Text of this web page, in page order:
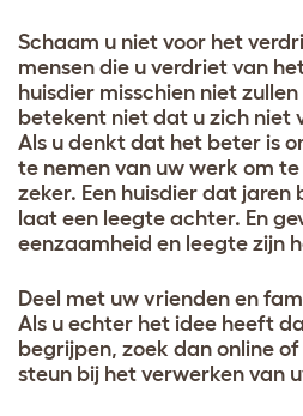
Schaam u niet voor het
mensen die u verdriet van
huisdier misschien niet
betekent niet dat u zich niet
Als u denkt dat het beter is
te nemen van uw werk om
zeker. Een huisdier dat jaren
laat een leegte achter. En
eenzaamheid en leegte zijn
Deel met uw vrienden en
Als u echter het idee heeft
begrijpen, zoek dan online
steun bij het verwerken van